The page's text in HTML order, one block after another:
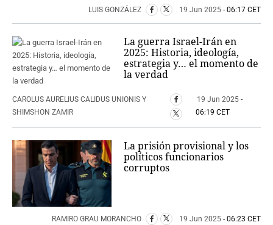
LUIS GONZÁLEZ 19 Jun 2025 - 06:17 CET
La guerra Israel-Irán en
2025: Historia, ideología,
estrategia y… el momento de
la verdad
CAROLUS AURELIUS CALIDUS UNIONIS Y
SHIMSHON ZAMIR
19 Jun 2025 -
06:19 CET
La prisión provisional y los
políticos funcionarios
corruptos
RAMIRO GRAU MORANCHO 19 Jun 2025 - 06:23 CET